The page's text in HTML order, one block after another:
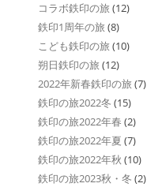
コラボ鉄印の旅 (12)
鉄印1周年の旅 (8)
こども鉄印の旅 (10)
朔日鉄印の旅 (12)
2022年新春鉄印の旅 (7)
鉄印の旅2022冬 (15)
鉄印の旅2022年春 (2)
鉄印の旅2022年夏 (7)
鉄印の旅2022年秋 (10)
鉄印の旅2023秋・冬 (2)